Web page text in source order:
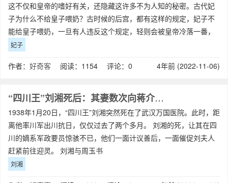
这不仅和皇帝的嗜好有关，还隐藏这许多不为人知的秘密。古代妃
子为什么不给皇子喂奶？古时候的后宫，都有这样的规定，妃子不
能给皇子喂奶，一旦有人违反这个规定，轻则会被皇帝冷落一番，
重则直接打入冷宫，这么做的原因主
妃子
作者： 好奇客 阅读：1154 评论：0 4年前 (2022-11-06)
“四川王”刘湘死后：其妻数次向蒋介石发难
1938年1月20日，“四川王”刘湘突然死在了武汉万国医院。此时，距
离他率川军出川抗日，仅仅过去了两个多月。 刘湘的死，让其在四
川的嫡系军政要员惊骇不已，他们一面计议善后，一面催促刘夫人
赶紧前往迎灵。 刘湘与周玉书
刘湘